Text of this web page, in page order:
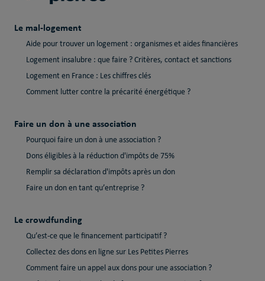
Le mal-logement
Aide pour trouver un logement : organismes et aides financières
Logement insalubre : que faire ? Critères, contact et sanctions
Logement en France : Les chiffres clés
Comment lutter contre la précarité énergétique ?
Faire un don à une association
Pourquoi faire un don à une association ?
Dons éligibles à la réduction d'impôts de 75%
Remplir sa déclaration d'impôts après un don
Faire un don en tant qu’entreprise ?
Le crowdfunding
Qu’est-ce que le financement participatif ?
Collectez des dons en ligne sur Les Petites Pierres
Comment faire un appel aux dons pour une association ?